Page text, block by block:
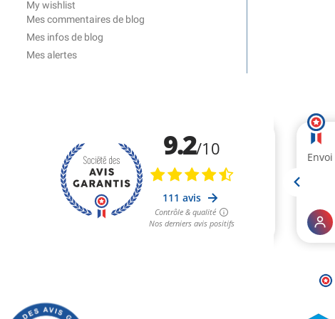
My wishlist
Mes commentaires de blog
Mes infos de blog
Mes alertes